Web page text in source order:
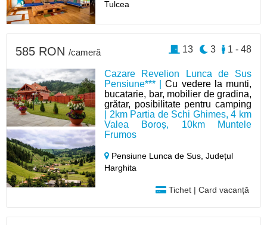
Tulcea
Cazare Revelion Lunca de Sus
Pensiune*** |Cu vedere la munti,
bucatarie, bar, mobilier de gradina,
grătar, posibilitate pentru camping
| 2km Partia de Schi Ghimes, 4 km
Valea Boroș, 10km Muntele
Frumos
Pensiune Lunca de Sus,Județul
Harghita
Tichet | Card vacanță
585 RON /cameră 1 - 48
3
13